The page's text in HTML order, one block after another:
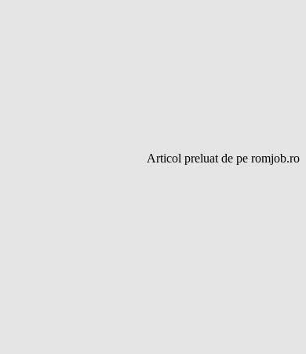
Articol preluat de pe romjob.ro